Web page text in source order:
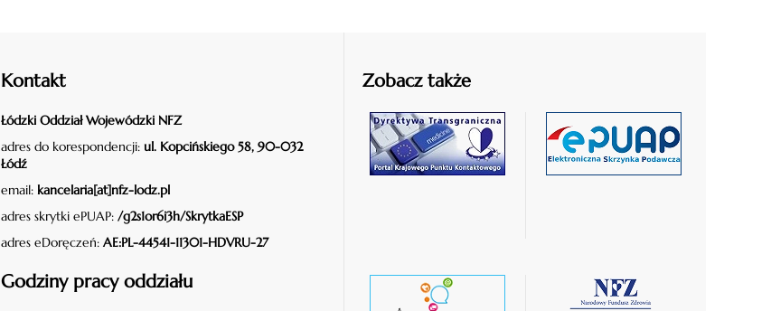
Kontakt
Łódzki Oddział Wojewódzki NFZ
adres do korespondencji: ul. Kopcińskiego 58, 90-032
Łódź
email: kancelaria[at]nfz-lodz.pl
adres skrytki ePUAP: /g2s1or6i3h/SkrytkaESP
adres eDoręczeń: AE:PL-44541-11301-HDVRU-27
Godziny pracy oddziału
Zobacz także
czytaj
czytaj